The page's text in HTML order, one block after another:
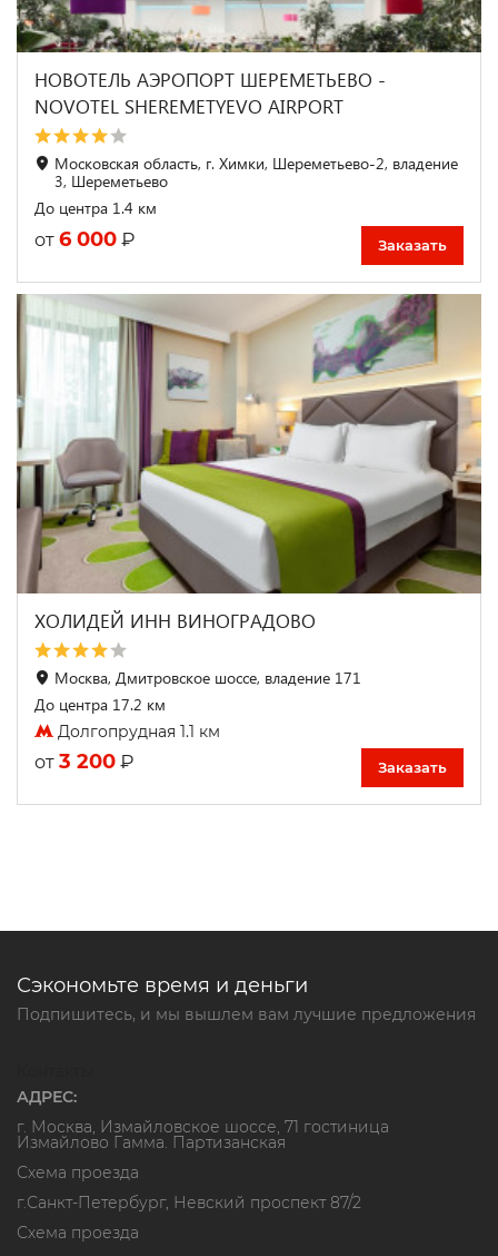
НОВОТЕЛЬ АЭРОПОРТ ШЕРЕМЕТЬЕВО -
NOVOTEL SHEREMETYEVO AIRPORT
Московская область, г. Химки, Шереметьево-2, владение
3, Шереметьево
До центра 1.4 км
от 6 000 ₽ Заказать
ХОЛИДЕЙ ИНН ВИНОГРАДОВО
Москва, Дмитровское шоссе, владение 171
До центра 17.2 км
Долгопрудная 1.1 км
от 3 200 ₽ Заказать
Сэкономьте время и деньги
Подпишитесь, и мы вышлем вам лучшие предложения
АДРЕС:
г. Москва, Измайловское шоссе, 71 гостиница
Измайлово Гамма. Партизанская
Схема проезда
г.Санкт-Петербург, Невский проспект 87/2
Схема проезда